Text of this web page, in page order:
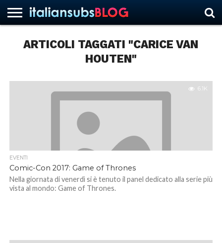
ARTICOLI TAGGATI "CARICE VAN
HOUTEN"
6.1K
EVENTI
Comic-Con 2017: Game of Thrones
Nella giornata di venerdì si è tenuto il panel dedicato alla serie più
vista al mondo: Game of Thrones.